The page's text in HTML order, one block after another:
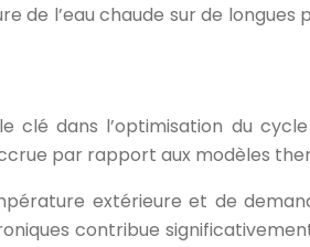
l’eau chaude sur de longues
dans l’optimisation du
par rapport aux modèles
extérieure et de
contribue